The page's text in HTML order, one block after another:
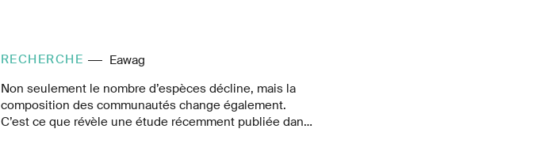
RECHERCHE
Eawag
Non seulement le nombre d’espèces décline, mais la
composition des communautés change également.
C’est ce que révèle une étude récemment publiée dans